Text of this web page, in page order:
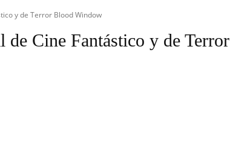
y de Terror Blood Window
de Cine Fantástico y de Terror